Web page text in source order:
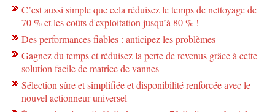
C’est aussi simple que cela réduisez le temps de nettoyage de
70 % et les coûts d'exploitation jusqu’à 80 % !
Des performances fiables : anticipez les problèmes
Gagnez du temps et réduisez la perte de revenus grâce à cette
solution facile de matrice de vannes
Sélection sûre et simplifiée et disponibilité renforcée avec le
nouvel actionneur universel